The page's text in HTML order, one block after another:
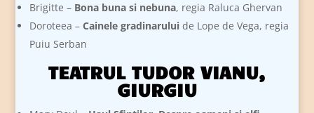
Brigitte – Bona buna si nebuna, regia Raluca Ghervan
Doroteea –Cainele gradinarului de Lope de Vega, regia
Puiu Serban
TEATRUL TUDOR VIANU,
GIURGIU